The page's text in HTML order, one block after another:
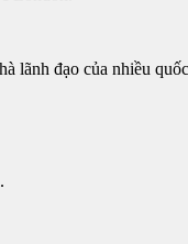
lãnh đạo của nhiều